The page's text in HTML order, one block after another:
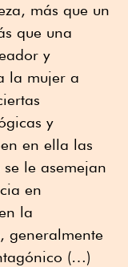
más que un
que una
y
la mujer a
y
en ella las
le asemejan
en
la
generalmente
(…)